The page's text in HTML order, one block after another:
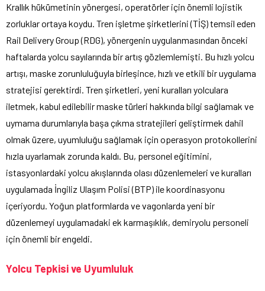
Krallık hükümetinin yönergesi, operatörler için önemli lojistik
zorluklar ortaya koydu. Tren işletme şirketlerini (TİŞ) temsil eden
Rail Delivery Group (RDG), yönergenin uygulanmasından önceki
haftalarda yolcu sayılarında bir artış gözlemlemişti. Bu hızlı yolcu
artışı, maske zorunluluğuyla birleşince, hızlı ve etkili bir uygulama
stratejisi gerektirdi. Tren şirketleri, yeni kuralları yolculara
iletmek, kabul edilebilir maske türleri hakkında bilgi sağlamak ve
uymama durumlarıyla başa çıkma stratejileri geliştirmek dahil
olmak üzere, uyumluluğu sağlamak için operasyon protokollerini
hızla uyarlamak zorunda kaldı. Bu, personel eğitimini,
istasyonlardaki yolcu akışlarında olası düzenlemeleri ve kuralları
uygulamada İngiliz Ulaşım Polisi (BTP) ile koordinasyonu
içeriyordu. Yoğun platformlarda ve vagonlarda yeni bir
düzenlemeyi uygulamadaki ek karmaşıklık, demiryolu personeli
için önemli bir engeldi.
Yolcu Tepkisi ve Uyumluluk